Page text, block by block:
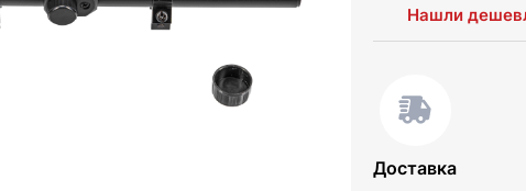
Нашли
Доставка